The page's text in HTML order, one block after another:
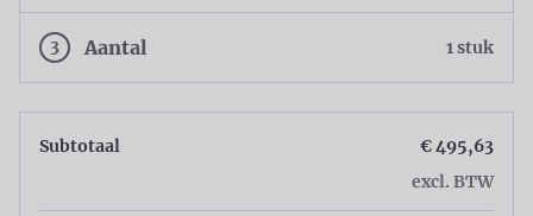
3 Aantal 1 stuk
Subtotaal
€ 495,63
excl. BTW